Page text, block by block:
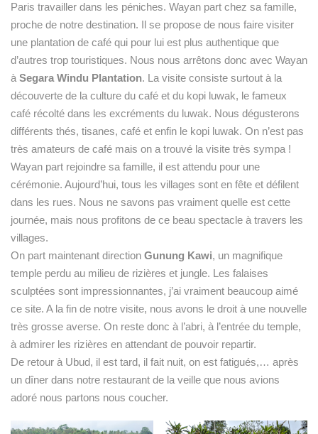
Paris travailler dans les péniches. Wayan part chez sa famille,
proche de notre destination. Il se propose de nous faire visiter
une plantation de café qui pour lui est plus authentique que
d’autres trop touristiques. Nous nous arrêtons donc avec Wayan
à Segara Windu Plantation. La visite consiste surtout à la
découverte de la culture du café et du kopi luwak, le fameux
café récolté dans les excréments du luwak. Nous dégusterons
différents thés, tisanes, café et enfin le kopi luwak. On n’est pas
très amateurs de café mais on a trouvé la visite très sympa !
Wayan part rejoindre sa famille, il est attendu pour une
cérémonie. Aujourd’hui, tous les villages sont en fête et défilent
dans les rues. Nous ne savons pas vraiment quelle est cette
journée, mais nous profitons de ce beau spectacle à travers les
villages.
On part maintenant direction Gunung Kawi, un magnifique
temple perdu au milieu de rizières et jungle. Les falaises
sculptées sont impressionnantes, j’ai vraiment beaucoup aimé
ce site. A la fin de notre visite, nous avons le droit à une nouvelle
très grosse averse. On reste donc à l’abri, à l’entrée du temple,
à admirer les rizières en attendant de pouvoir repartir.
De retour à Ubud, il est tard, il fait nuit, on est fatigués,… après
un dîner dans notre restaurant de la veille que nous avions
adoré nous partons nous coucher.